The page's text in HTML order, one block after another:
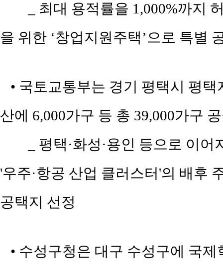
_ 최대 용적률을 1,000%까지
을 위한 ‘창업지원주택’으로 특별
• 국토교통부는 경기 평택시 평
산에 6,000가구 등 총 39,000가구
_ 평택·화성·용인 등으로 이
'우주·항공 산업 클러스터'의 배후
공택지 선정
• 수성구청은 대구 수성구에 국제